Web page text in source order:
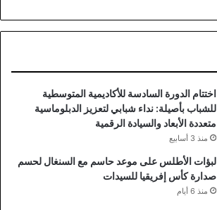
اختتام الدورة السادسة للأكاديمية المتوسطية
للشباب بأصيلة: نداء شبابي لتعزيز الدبلوماسية
متعددة الأبعاد والسيادة الرقمية
منذ 3 أسابيع
لبؤات الأطلس على موعد حاسم مع السنغال لحسم
صدارة كأس إفريقيا للسيدات
منذ 6 أيام